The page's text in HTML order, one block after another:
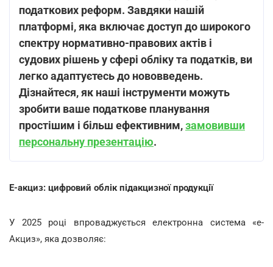
податкових реформ. Завдяки нашій
платформі, яка включає доступ до широкого
спектру нормативно-правових актів і
судових рішень у сфері обліку та податків, ви
легко адаптуєтесь до нововведень.
Дізнайтеся, як наші інструменти можуть
зробити ваше податкове планування
простішим і більш ефективним,замовивши
персональну презентацію.
Е-акциз: цифровий облік підакцизної продукції
У 2025 році впроваджується електронна система «е-
Акциз», яка дозволяє: